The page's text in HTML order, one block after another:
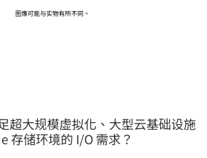
图像可能与实物有所不同。
超大规模虚拟化、大型云基础设施
存储环境的 I/O 需求？